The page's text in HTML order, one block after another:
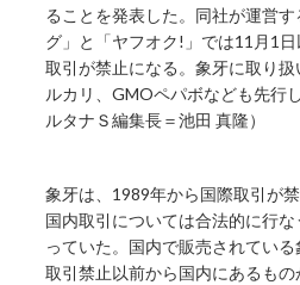
ることを発表した。同社が運営
グ」と「ヤフオク!」では11月1
取引が禁止になる。象牙に取り
ルカリ、GMOペパボなども先行
ルタナＳ編集長＝池田 真隆）
象牙は、1989年から国際取引が
国内取引については合法的に行
っていた。国内で販売されてい
取引禁止以前から国内にあるも